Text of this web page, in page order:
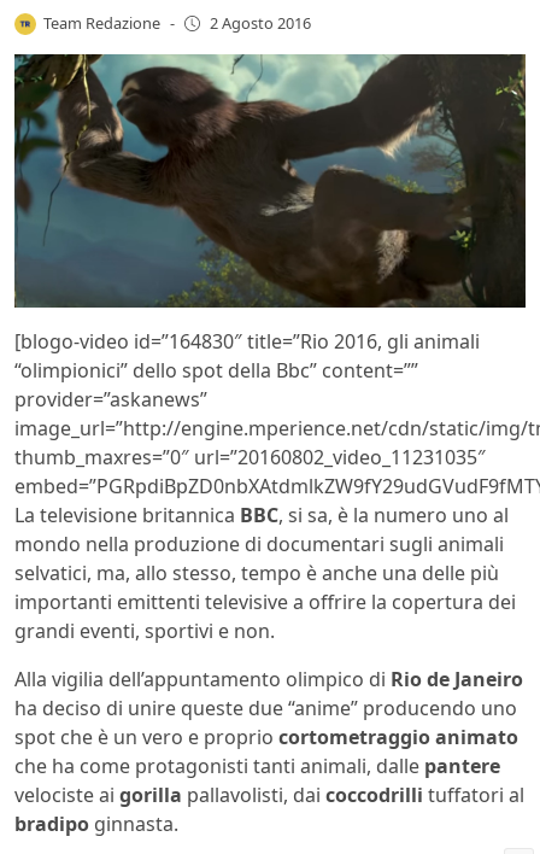
Team Redazione - 2 Agosto 2016
[blogo-video id=”164830″ title=”Rio 2016, gli animali
“olimpionici” dello spot della Bbc” content=””
provider=”askanews”
image_url=”http://engine.mperience.net/cdn/static/img/
thumb_maxres=”0″ url=”20160802_video_11231035″
La televisione britannica BBC, si sa, è la numero uno al
mondo nella produzione di documentari sugli animali
selvatici, ma, allo stesso, tempo è anche una delle più
importanti emittenti televisive a offrire la copertura dei
grandi eventi, sportivi e non.
Alla vigilia dell’appuntamento olimpico di Rio de Janeiro
ha deciso di unire queste due “anime” producendo uno
spot che è un vero e proprio cortometraggio animato
che ha come protagonisti tanti animali, dalle pantere
velociste ai gorilla pallavolisti, dai coccodrilli tuffatori al
bradipo ginnasta.